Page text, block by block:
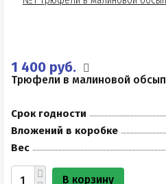
1 400 руб.
Трюфели в малиновой
Срок годности
Вложений в коробке
Вес
В корзину